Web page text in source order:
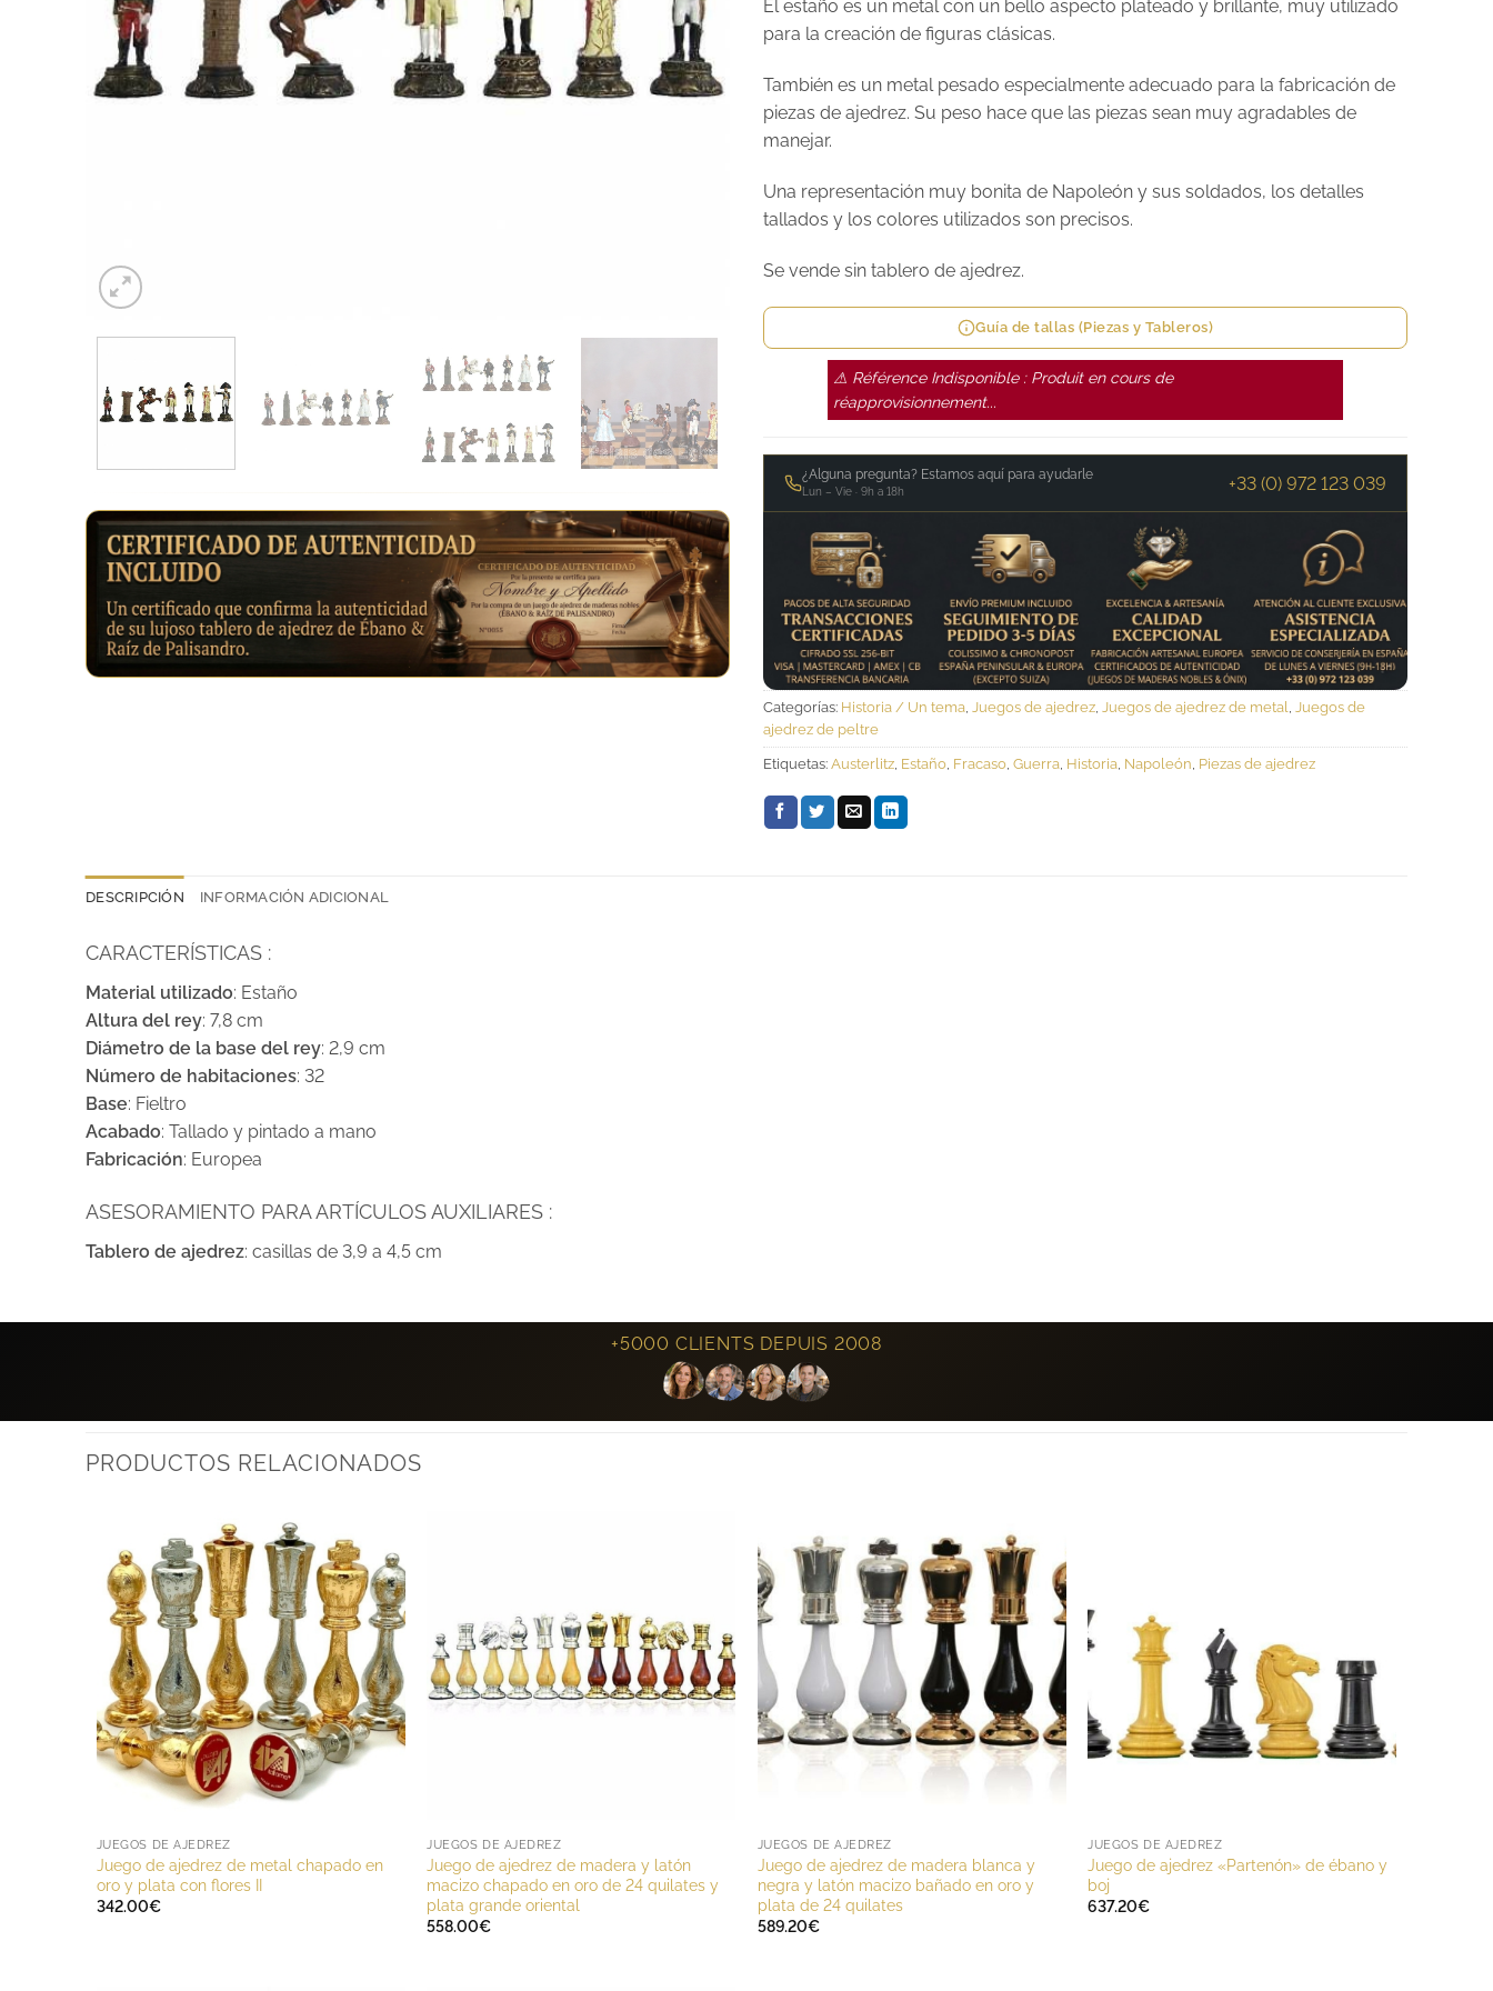
El estaño es un metal con un bello aspecto plateado y brillante, muy utilizado
para la creación de figuras clásicas.
También es un metal pesado especialmente adecuado para la fabricación de
piezas de ajedrez. Su peso hace que las piezas sean muy agradables de
manejar.
Una representación muy bonita de Napoleón y sus soldados, los detalles
tallados y los colores utilizados son precisos.
Se vende sin tablero de ajedrez.
Guía de tallas (Piezas y Tableros)
⚠ Référence Indisponible : Produit en cours de
réapprovisionnement...
¿Alguna pregunta? Estamos aquí para ayudarle
Lun – Vie · 9h a 18h +33 (0) 972 123 039
Categorías: Historia / Un tema, Juegos de ajedrez, Juegos de ajedrez de metal, Juegos de
ajedrez de peltre
Etiquetas: Austerlitz, Estaño, Fracaso, Guerra, Historia, Napoleón, Piezas de ajedrez
DESCRIPCIÓN INFORMACIÓN ADICIONAL
CARACTERÍSTICAS :
Material utilizado: Estaño
Altura del rey: 7,8 cm
Diámetro de la base del rey: 2,9 cm
Número de habitaciones: 32
Base: Fieltro
Acabado: Tallado y pintado a mano
Fabricación: Europea
ASESORAMIENTO PARA ARTÍCULOS AUXILIARES :
Tablero de ajedrez: casillas de 3,9 a 4,5 cm
+5000 CLIENTS DEPUIS 2008
PRODUCTOS RELACIONADOS
JUEGOS DE AJEDREZ
Juego de ajedrez de metal chapado en
oro y plata con flores II
342.00€
JUEGOS DE AJEDREZ
Juego de ajedrez de madera y latón
macizo chapado en oro de 24 quilates y
plata grande oriental
558.00€
JUEGOS DE AJEDREZ
Juego de ajedrez de madera blanca y
negra y latón macizo bañado en oro y
plata de 24 quilates
589.20€
JUEGOS DE AJEDREZ
Juego de ajedrez «Partenón» de ébano y
boj
637.20€